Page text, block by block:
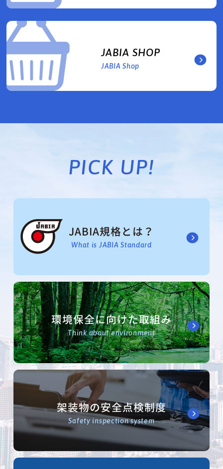
JABIA SHOP
JABIA Shop
PICK UP!
JABIA規格とは？
What is JABIA Standard
環境保全に向けた取組み
Think about environment
架装物の安全点検制度
Safety inspection system